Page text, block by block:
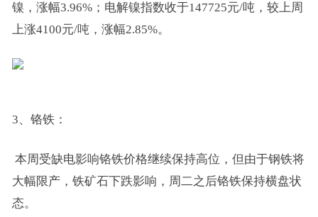
镍，涨幅3.96%；电解镍指数收于147725元/吨，较上周
上涨4100元/吨，涨幅2.85%。
3、铬铁：
本周受缺电影响铬铁价格继续保持高位，但由于钢铁将
大幅限产，铁矿石下跌影响，周二之后铬铁保持横盘状
态。